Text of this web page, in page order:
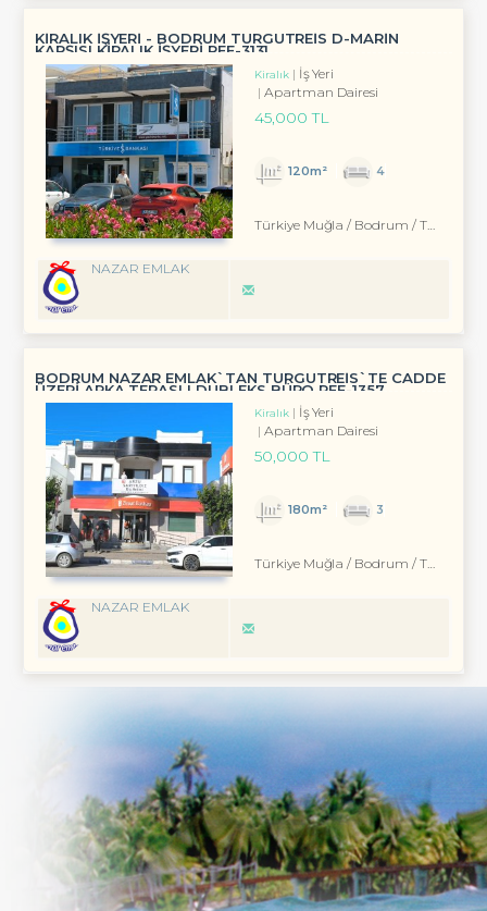
KİRALIK İŞYERİ - BODRUM TURGUTREİS D-MARİN
KARŞISI KİRALIK İŞYERİ REF-3131
Kiralık
İş Yeri
Apartman Dairesi
45,000 TL
120m² 4
Türkiye Muğla / Bodrum / Turgutreis
NAZAR EMLAK
BODRUM NAZAR EMLAK`TAN TURGUTREİS`TE CADDE
ÜZERİ ARKA TERASLI DUBLEKS BÜRO REF-1357
Kiralık
İş Yeri
Apartman Dairesi
50,000 TL
180m² 3
Türkiye Muğla / Bodrum / Turgutreis
NAZAR EMLAK